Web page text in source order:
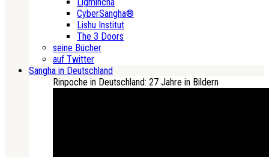
Ligmincha
CyberSangha®
Lishu Institut
The 3 Doors
seine Bücher
auf Twitter
Sangha in Deutschland
Rinpoche in Deutschland: 27 Jahre in Bildern